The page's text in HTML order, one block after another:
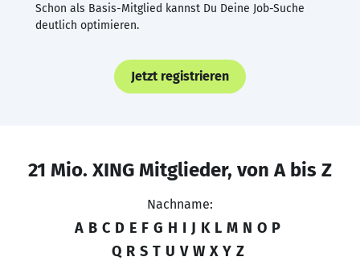
Schon als Basis-Mitglied kannst Du Deine Job-Suche
deutlich optimieren.
Jetzt registrieren
21 Mio. XING Mitglieder, von A bis Z
Nachname:
A B C D E F G H I J K L M N O P
Q R S T U V W X Y Z